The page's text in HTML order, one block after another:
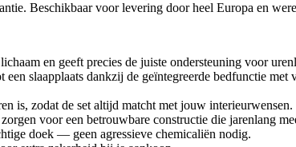
Beschikbaar voor levering door heel Europa en
en geeft precies de juiste ondersteuning voor
slaapplaats dankzij de geïntegreerde bedfunctie
is, zodat de set altijd matcht met jouw interieurwensen.
voor een betrouwbare constructie die jarenlang
doek — geen agressieve chemicaliën nodig.